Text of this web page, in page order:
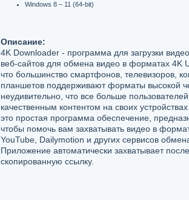
Windows 8 – 11 (64-bit)
Описание:
4K Downloader - программа для загрузки
веб-сайтов для обмена видео в форматах 4K
что большинство смартфонов, телевизоров,
планшетов поддерживают форматы высокой
неудивительно, что все больше
качественным контентом на своих
это простая программа обеспечение,
чтобы помочь вам захватывать видео в
YouTube, Dailymotion и других сервисов
Приложение автоматически захватывает
скопированную ссылку.